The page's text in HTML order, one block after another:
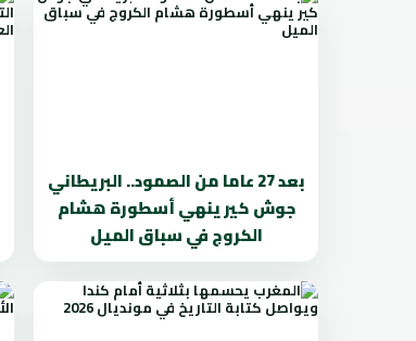
بعد 27 عاما من الصمود.. البريطاني
جوش كير ينهي أسطورة هشام
الكروج في سباق الميل